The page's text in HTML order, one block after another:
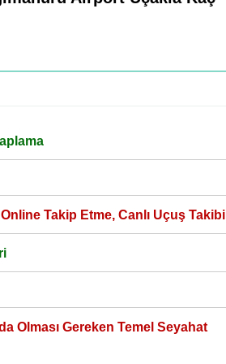
Takip Etme, Canlı Uçuş Takibi
Olması Gereken Temel Seyahat